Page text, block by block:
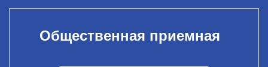
Общественная приемная